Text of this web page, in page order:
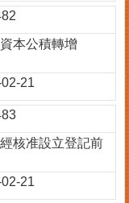
本公積轉增
21
核准設立登記前
21